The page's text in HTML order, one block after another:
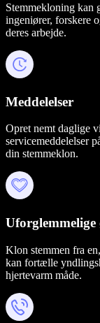
Stemmekloning kan
ingeniører, forskere
deres arbejde.
Meddelelser
Opret nemt daglige
servicemeddelelser
din stemmeklon.
Klon stemmen fra
kan fortælle
hjertevarm måde.